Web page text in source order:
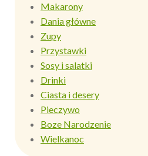
Makarony
Dania główne
Zupy
Przystawki
Sosy i salatki
Drinki
Ciasta i desery
Pieczywo
Boze Narodzenie
Wielkanoc